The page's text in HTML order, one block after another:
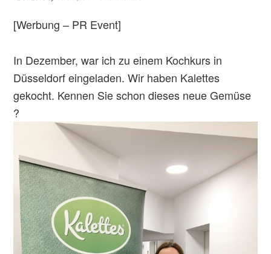
[Werbung – PR Event]
In Dezember, war ich zu einem Kochkurs in
Düsseldorf eingeladen. Wir haben Kalettes
gekocht. Kennen Sie schon dieses neue Gemüse
?